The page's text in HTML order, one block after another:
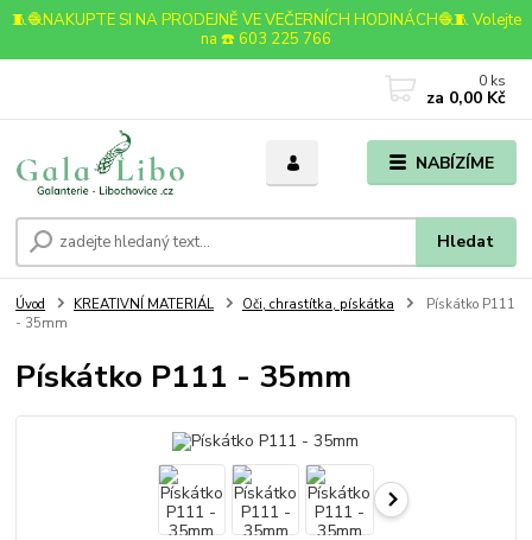
🧵🧶NAKUPTE SI NA PRODEJNĚ VE VEČERNÍCH HODINÁCH🧶🧵 Volejte
na ☎️ 603 225 766
NABÍZÍME
Hledat
0 ks
za 0,00 Kč
Úvod KREATIVNÍ MATERIÁL Oči, chrastítka, pískátka
Pískátko P111
- 35mm
Pískátko P111 - 35mm